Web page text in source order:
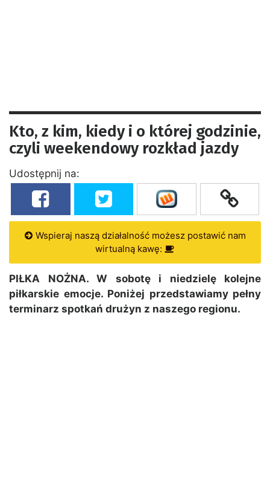
Kto, z kim, kiedy i o której godzinie,
czyli weekendowy rozkład jazdy
Udostępnij na:
Wspieraj naszą działalność możesz postawić nam
wirtualną kawę:
PIŁKA NOŻNA. W sobotę i niedzielę kolejne
piłkarskie emocje. Poniżej przedstawiamy pełny
terminarz spotkań drużyn z naszego regionu.